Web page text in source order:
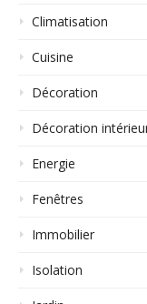
Climatisation
Cuisine
Décoration
Décoration
Energie
Fenêtres
Immobilier
Isolation